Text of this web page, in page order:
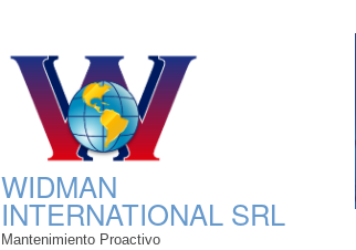
WIDMAN
INTERNATIONAL SRL
Mantenimiento Proactivo